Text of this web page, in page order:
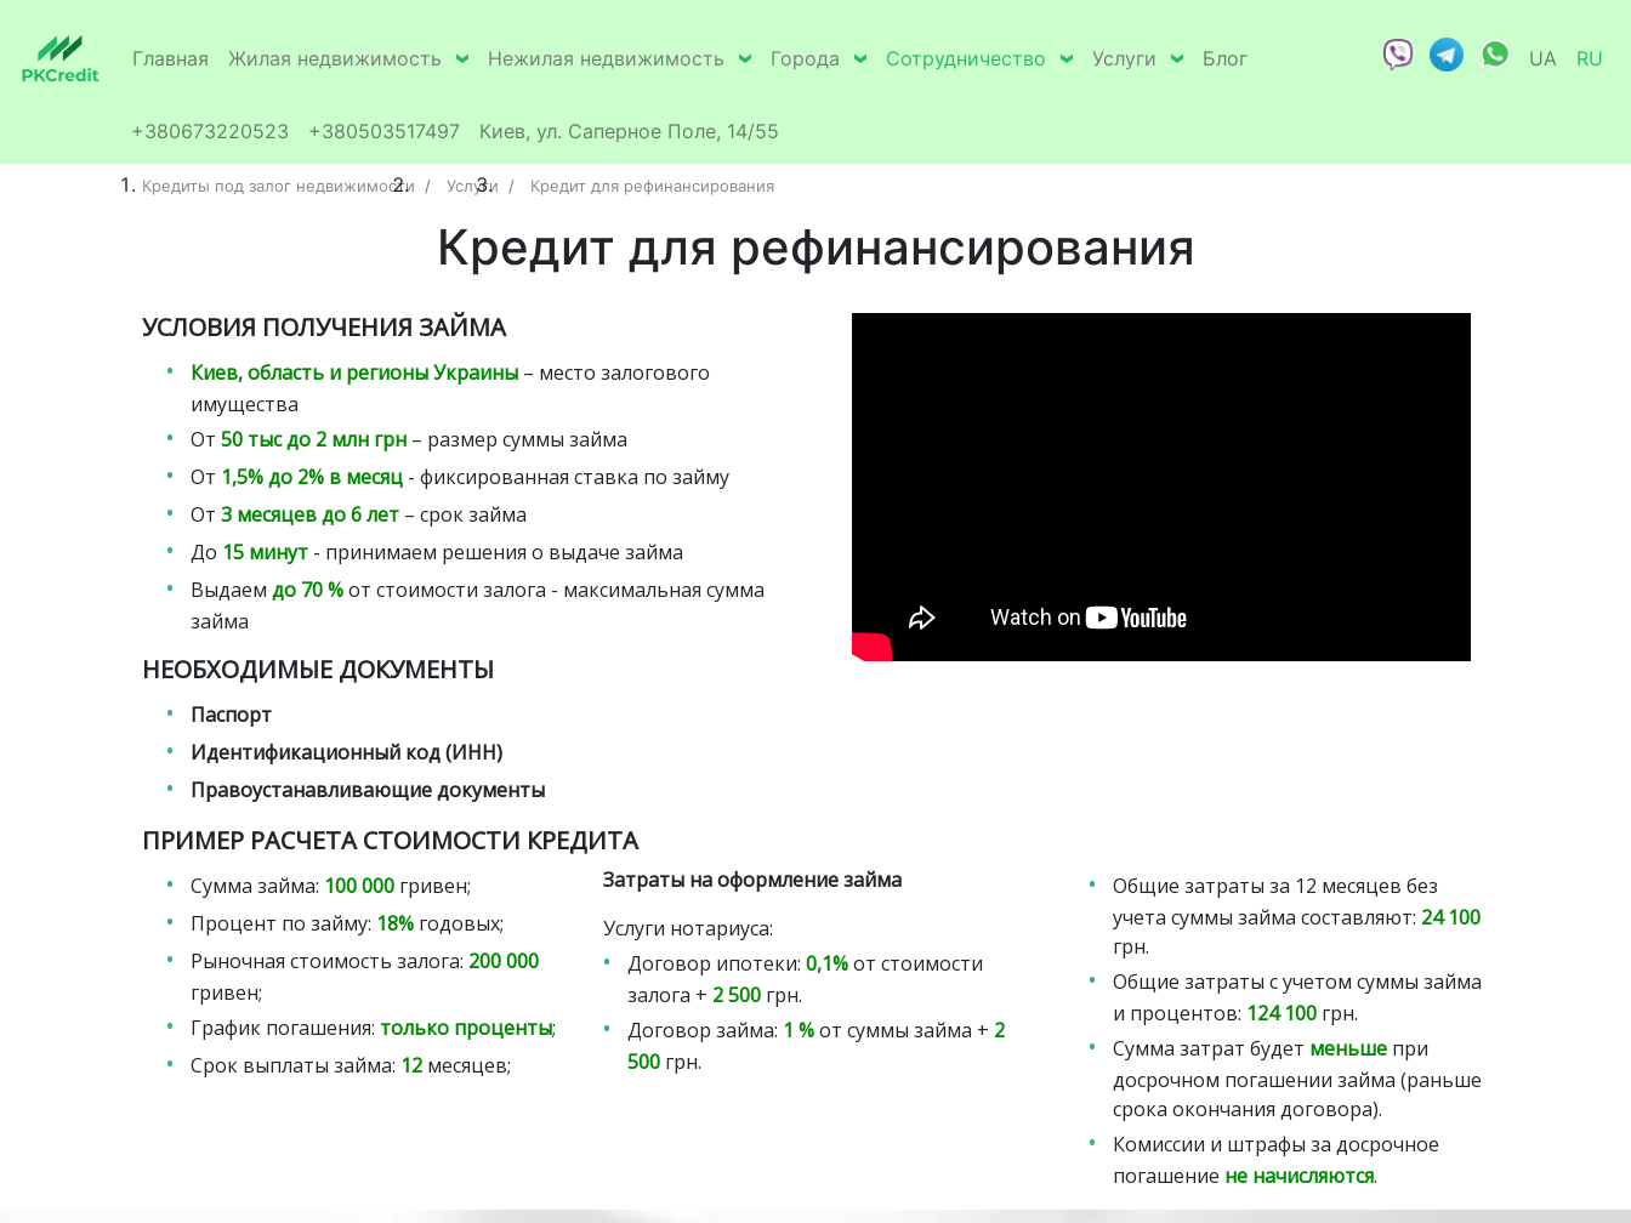
Главная Жилая недвижимость Нежилая недвижимость Города Сотрудничество Услуги Блог UA RU
+380673220523 +380503517497 Киев, ул. Саперное Поле, 14/55
Кредиты под залог недвижимости Услуги Кредит для рефинансирования
Кредит для рефинансирования
УСЛОВИЯ ПОЛУЧЕНИЯ ЗАЙМА
Киев, область и регионы Украины – место залогового
имущества
От 50 тыс до 2 млн грн – размер суммы займа
От 1,5% до 2% в месяц - фиксированная ставка по займу
От 3 месяцев до 6 лет – срок займа
До 15 минут - принимаем решения о выдаче займа
Выдаем до 70 %от стоимости залога - максимальная сумма
займа
НЕОБХОДИМЫЕ ДОКУМЕНТЫ
Паспорт
Идентификационный код (ИНН)
Правоустанавливающие документы
ПРИМЕР РАСЧЕТА СТОИМОСТИ КРЕДИТА
Сумма займа: 100 000 гривен;
Процент по займу: 18% годовых;
Рыночная стоимость залога: 200 000
гривен;
График погашения: только проценты;
Срок выплаты займа: 12 месяцев;
Затраты на оформление займа
Услуги нотариуса:
Договор ипотеки: 0,1%от стоимости
залога + 2 500 грн.
Договор займа: 1 %от суммы займа + 2
500 грн.
Общие затраты за 12 месяцев без
учета суммы займа составляют: 24 100
грн.
Общие затраты с учетом суммы займа
и процентов: 124 100 грн.
Сумма затрат будет меньше при
досрочном погашении займа (раньше
срока окончания договора).
Комиссии и штрафы за досрочное
погашение не начисляются.